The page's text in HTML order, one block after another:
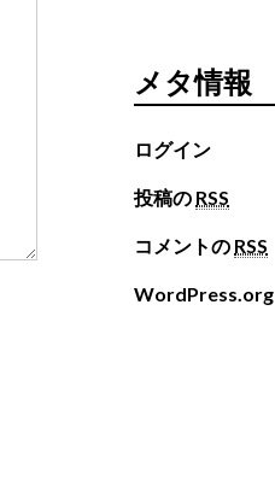
メタ情報
ログイン
投稿の RSS
コメントの RSS
WordPress.org